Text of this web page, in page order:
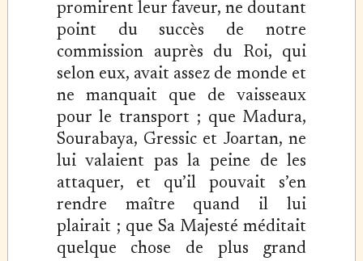
promirent leur faveur, ne doutant
point du succès de notre
commission auprès du Roi, qui
selon eux, avait assez de monde et
ne manquait que de vaisseaux
pour le transport ; que Madura,
Sourabaya, Gressic et Joartan, ne
lui valaient pas la peine de les
attaquer, et qu’il pouvait s’en
rendre maître quand il lui
plairait ; que Sa Majesté méditait
quelque chose de plus grand